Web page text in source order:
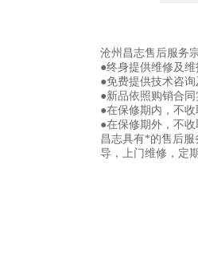
沧州昌志售后服务
●终身提供维修及
●免费提供技术咨
●新品依照购销合
●在保修期内，不
●在保修期外，不
昌志具有*的售后
导，上门维修，定